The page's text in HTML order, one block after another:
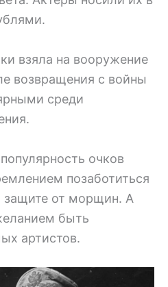
взяла на вооружение
возвращения с войны
среди
очков
позаботиться
защите от морщин. А
быть
артистов.